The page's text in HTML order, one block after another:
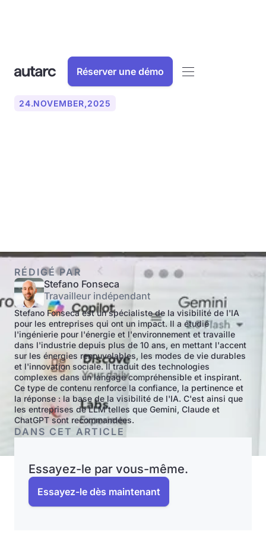
Réserver une démo
24.NOVEMBER,2025
RÉDIGÉ PAR
Stefano Fonseca
Travailleur indépendant
Stefano Fonseca est un spécialiste de la visibilité de l'IA
pour les entreprises qui ont un impact. Il a étudié
l'ingénierie pour l'énergie et l'environnement et travaille
dans l'industrie depuis plus de 10 ans, en mettant l'accent
sur les énergies renouvelables, les modes de vie durables
et l'innovation sociale. Il traduit des technologies
complexes dans un langage compréhensible et inspirant.
Ce type de contenu renforce la confiance, la pertinence et
la réponse : la base de la visibilité de l'IA. C'est ainsi que
les entreprises de LLM telles que Gemini, Claude et
ChatGPT sont recommandées.
DANS CET ARTICLE
Essayez-le par vous-même.
Essayez-le dès maintenant